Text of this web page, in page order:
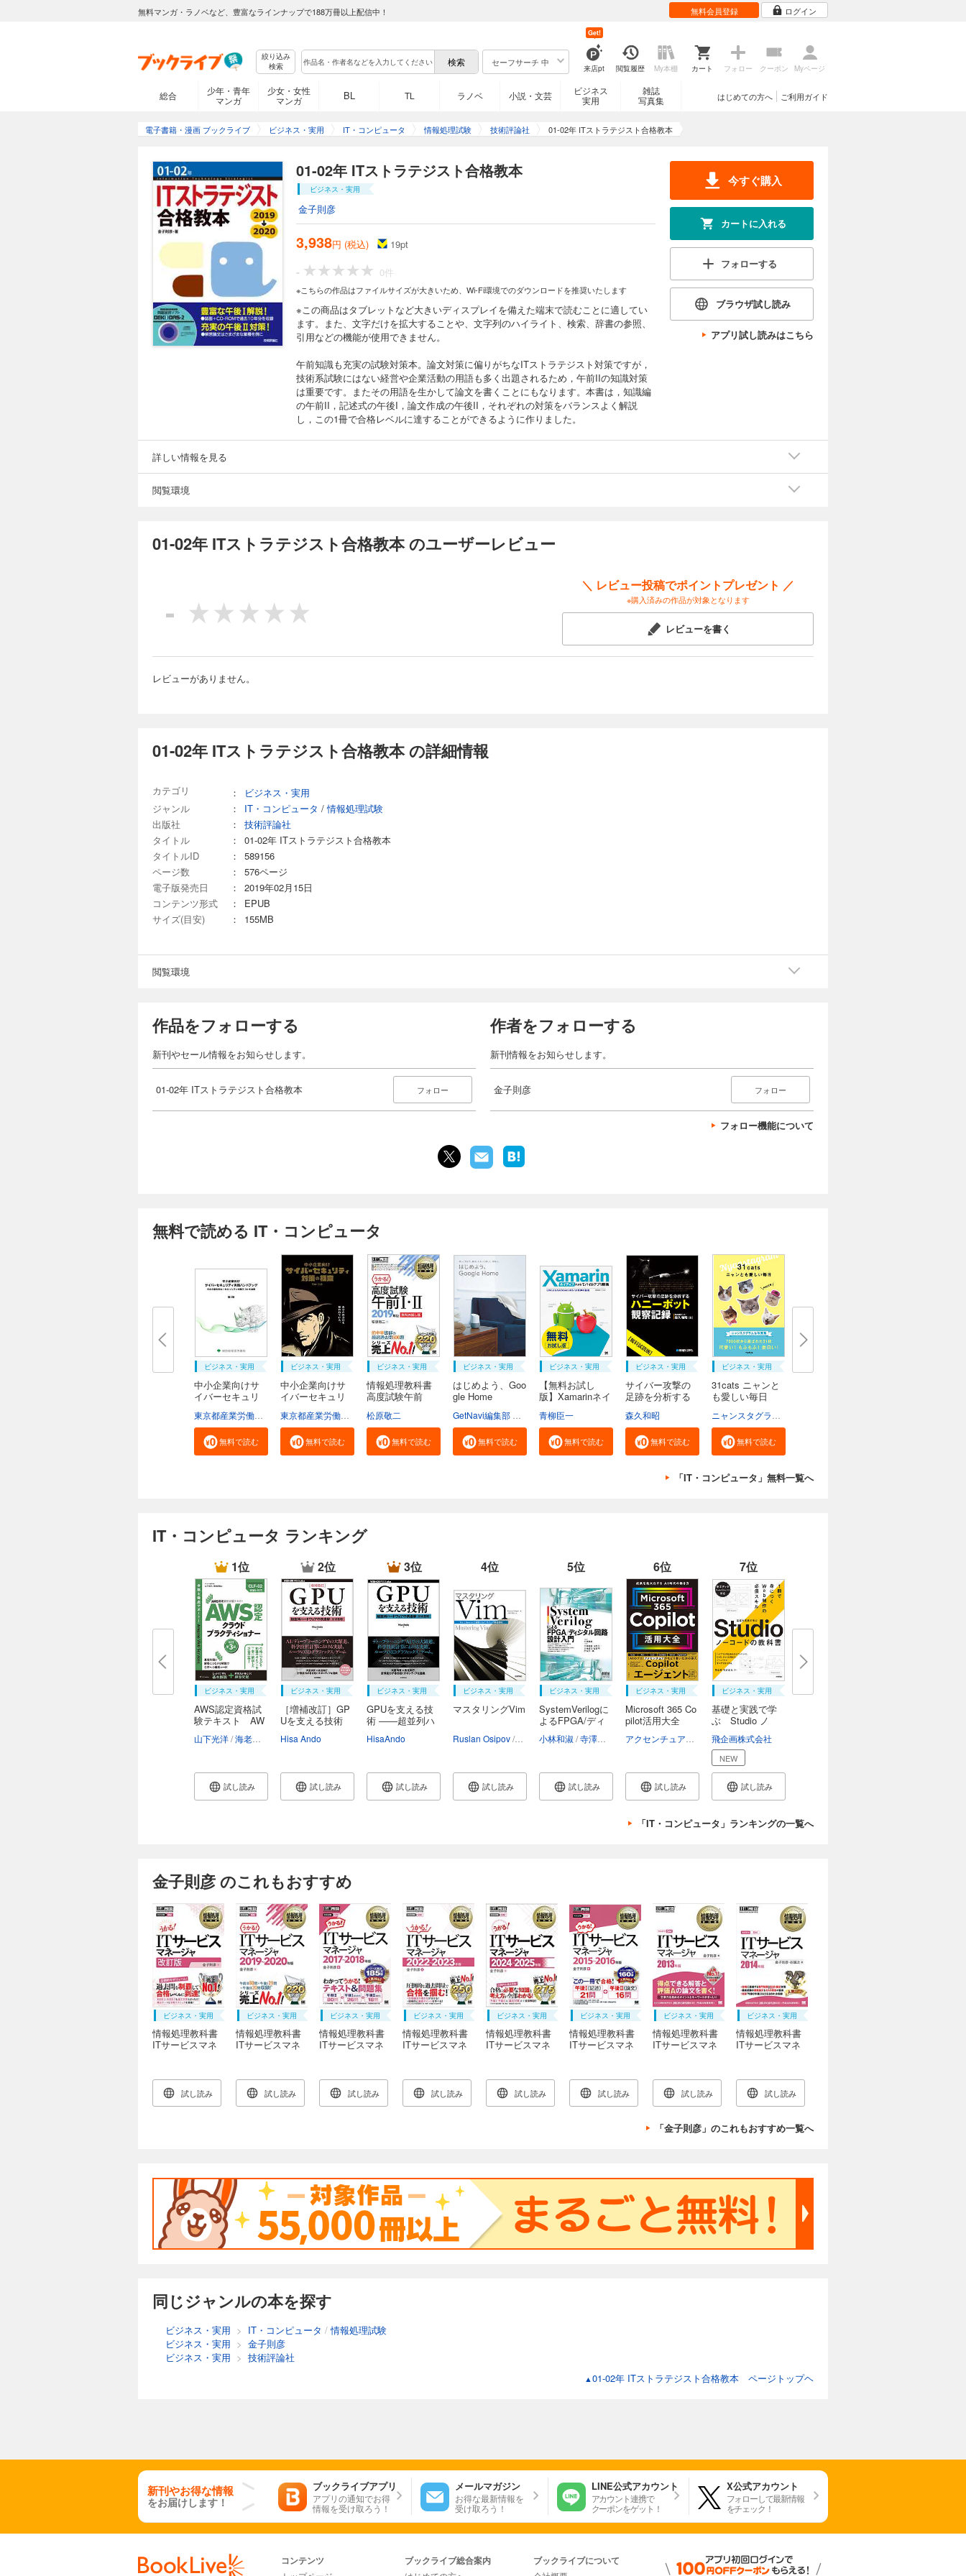
無料マンガ・ラノベなど、豊富なラインナップで188万冊以上配信中！ 無料会員登録 ログイン
絞り込み
検索
セーフサーチ 中
来店pt
Get!
閲覧履歴 My本棚 カート フォロー クーポン Myページ
総合
少年・青年
マンガ
少女・女性
マンガ
BL TL ラノベ 小説・文芸
ビジネス
実用
雑誌
写真集
ご利用ガイド
はじめての方へ
電子書籍・漫画 ブックライブ ビジネス・実用 IT・コンピュータ 情報処理試験 技術評論社 01-02年 ITストラテジスト合格教本
01-02年 ITストラテジスト合格教本
ビジネス・実用
金子則彦
3,938円 (税込) 19pt
- 0件
※こちらの作品はファイルサイズが大きいため、Wi-Fi環境でのダウンロードを推奨いたします
※この商品はタブレットなど大きいディスプレイを備えた端末で読むことに適してい
ます。また、文字だけを拡大することや、文字列のハイライト、検索、辞書の参照、
引用などの機能が使用できません。
午前知識も充実の試験対策本。論文対策に偏りがちなITストラテジスト対策ですが，
技術系試験にはない経営や企業活動の用語も多く出題されるため，午前IIの知識対策
は重要です。またその用語を生かして論文を書くことにもなります。本書は，知識編
の午前II，記述式の午後I，論文作成の午後II，それぞれの対策をバランスよく解説
し，この1冊で合格レベルに達することができるように作りました。
今すぐ購入
カートに入れる
フォローする
ブラウザ試し読み
アプリ試し読みはこちら
詳しい情報を見る
閲覧環境
01-02年 ITストラテジスト合格教本 のユーザーレビュー
-
＼ レビュー投稿でポイントプレゼント ／
※購入済みの作品が対象となります
レビューを書く
レビューがありません。
01-02年 ITストラテジスト合格教本 の詳細情報
カテゴリ ：
ビジネス・実用
ジャンル
： IT・コンピュータ /情報処理試験
出版社
：
技術評論社
タイトル
：
01-02年 ITストラテジスト合格教本
タイトルID
：
589156
ページ数
：
576ページ
電子版発売日
：
2019年02月15日
コンテンツ形式
：
EPUB
サイズ(目安)
： 155MB
閲覧環境
作品をフォローする
新刊やセール情報をお知らせします。
01-02年 ITストラテジスト合格教本 フォロー
作者をフォローする
新刊情報をお知らせします。
金子則彦 フォロー
フォロー機能について
無料で読める IT・コンピュータ
ビジネス・実用
中小企業向けサ
イバーセキュリ
無料で読む
ビジネス・実用
中小企業向けサ
イバーセキュリ
無料で読む
ビジネス・実用
情報処理教科書
高度試験午前
松原敬二
無料で読む
ビジネス・実用
はじめよう、Goo
gle Home
無料で読む
ビジネス・実用
【無料お試し
版】Xamarinネイ
青柳臣一
無料で読む
ビジネス・実用
サイバー攻撃の
足跡を分析する
森久和昭
無料で読む
ビジネス・実用
31cats ニャンと
も愛しい毎日
無料で読む
「IT・コンピュータ」無料一覧へ
IT・コンピュータ ランキング
1位
ビジネス・実用
AWS認定資格試
験テキスト AW
山下光洋 海老原寛之
試し読み
2位
ビジネス・実用
［増補改訂］GP
Uを支える技術
Hisa Ando
試し読み
3位
ビジネス・実用
GPUを支える技
術 ――超並列ハ
HisaAndo
試し読み
4位
ビジネス・実用
マスタリングVim
Ruslan Osipov 大倉雅史
試し読み
5位
ビジネス・実用
SystemVerilogに
よるFPGA/ディ
小林和淑 寺澤真一 吉河武文 塩見準 門本淳一郎
試し読み
6位
ビジネス・実用
Microsoft 365 Co
pilot活用大全
試し読み
7位
ビジネス・実用
基礎と実践で学
ぶ Studio ノ
飛企画株式会社
NEW
試し読み
「IT・コンピュータ」ランキングの一覧へ
金子則彦 のこれもおすすめ
ビジネス・実用
情報処理教科書
ITサービスマネ
試し読み
ビジネス・実用
情報処理教科書
ITサービスマネ
試し読み
ビジネス・実用
情報処理教科書
ITサービスマネ
試し読み
ビジネス・実用
情報処理教科書
ITサービスマネ
試し読み
ビジネス・実用
情報処理教科書
ITサービスマネ
試し読み
ビジネス・実用
情報処理教科書
ITサービスマネ
試し読み
ビジネス・実用
情報処理教科書
ITサービスマネ
試し読み
ビジネス・実用
情報処理教科書
ITサービスマネ
試し読み
「金子則彦」のこれもおすすめ一覧へ
同じジャンルの本を探す
ビジネス・実用 > IT・コンピュータ /情報処理試験
ビジネス・実用 > 金子則彦
ビジネス・実用 > 技術評論社
▲01-02年 ITストラテジスト合格教本 ページトップヘ
新刊やお得な情報
をお届けします！
ブックライブアプリ
アプリの通知でお得
情報を受け取ろう！
メールマガジン
お得な最新情報を
受け取ろう！
LINE公式アカウント
アカウント連携で
クーポンをゲット！
X公式アカウント
フォローして最新情報
をチェック！
コンテンツ ブックライブ総合案内 ブックライブについて